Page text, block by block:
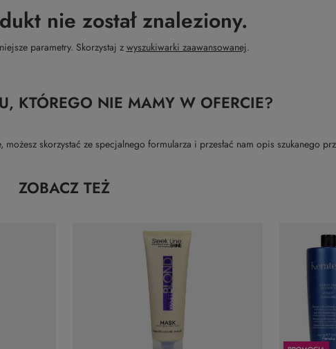
nie został znaleziony.
parametry. Skorzystaj z wyszukiwarki zaawansowanej.
KTÓREGO NIE MAMY W OFERCIE?
skorzystać ze specjalnego formularza i przesłać nam opis szukanego
ZOBACZ TEŻ